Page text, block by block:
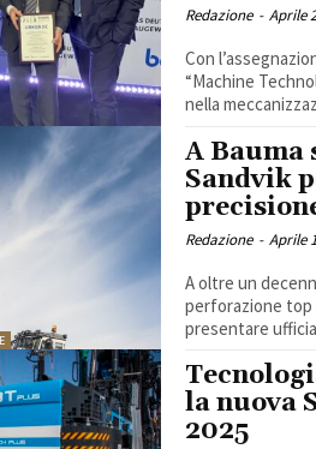
Redazione - Aprile
Con
“Machine
nella
A Bauma
Sandvik
Redazione - Aprile
A oltre un
perforazione top
presentare
la nuova
2025